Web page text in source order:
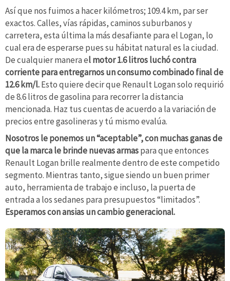
Así que nos fuimos a hacer kilómetros; 109.4 km, par ser
exactos. Calles, vías rápidas, caminos suburbanos y
carretera, esta última la más desafiante para el Logan, lo
cual era de esperarse pues su hábitat natural es la ciudad.
De cualquier manera el motor 1.6 litros luchó contra
corriente para entregarnos un consumo combinado final de
12.6 km/l.Esto quiere decir que Renault Logan solo requirió
de 8.6 litros de gasolina para recorrer la distancia
mencionada. Haz tus cuentas de acuerdo a la variación de
precios entre gasolineras y tú mismo evalúa.
Nosotros le ponemos un “aceptable”, con muchas ganas de
que la marca le brinde nuevas armaspara que entonces
Renault Logan brille realmente dentro de este competido
segmento. Mientras tanto, sigue siendo un buen primer
auto, herramienta de trabajo e incluso, la puerta de
entrada a los sedanes para presupuestos “limitados”.
Esperamos con ansias un cambio generacional.